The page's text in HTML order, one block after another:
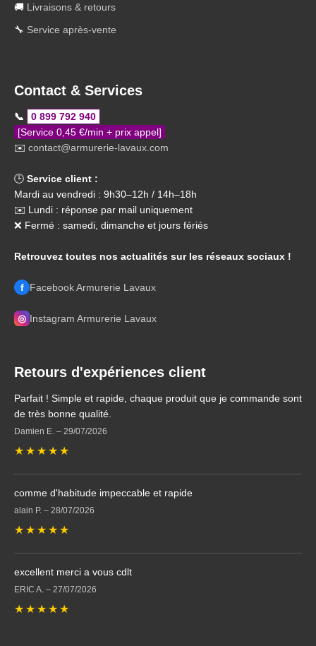
🚚 Livraisons & retours
🔧 Service après-vente
Contact & Services
📞
0 899 792 940
[Service 0,45 €/min + prix appel]
✉️ contact@armurerie-lavaux.com
🕒 Service client :
Mardi au vendredi : 9h30–12h / 14h–18h
✉️ Lundi : réponse par mail uniquement
❌ Fermé : samedi, dimanche et jours fériés
Retrouvez toutes nos actualités sur les réseaux sociaux !
f Facebook Armurerie Lavaux
◎ Instagram Armurerie Lavaux
Retours d'expériences client
Parfait ! Simple et rapide, chaque produit que je commande sont
de très bonne qualité.
Damien E. – 29/07/2026
★ ★ ★ ★ ★
comme d'habitude impeccable et rapide
alain P. – 28/07/2026
★ ★ ★ ★ ★
excellent merci a vous cdlt
ERIC A. – 27/07/2026
★ ★ ★ ★ ★